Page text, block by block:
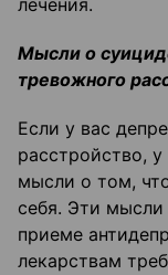
лечения.
Мысли о
тревожного
Если у вас
расстройство, у
мысли о том,
себя. Эти мысли
приеме
лекарствам